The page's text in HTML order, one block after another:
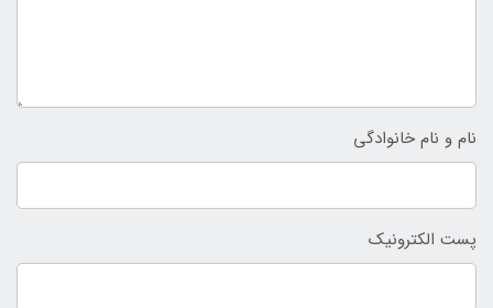
نام و نام خانوادگی
پست الکترونیک